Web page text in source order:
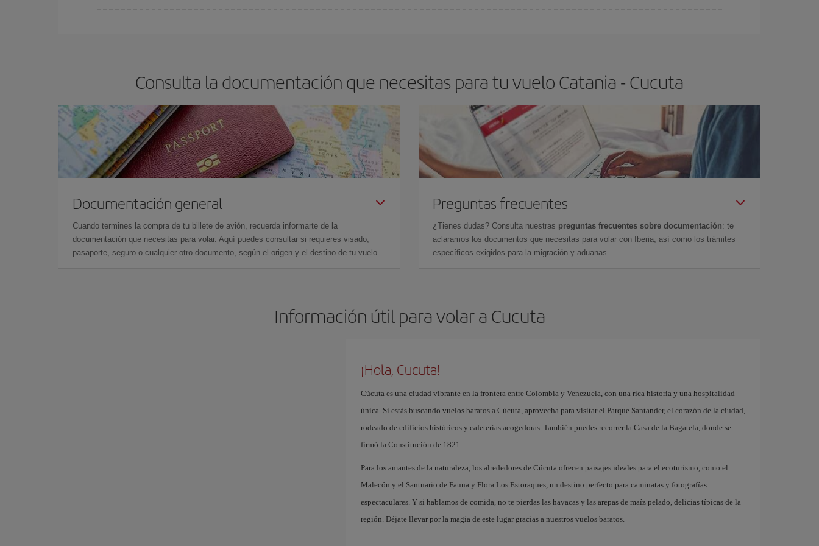
Consulta la documentación que necesitas para tu vuelo Catania - Cucuta
Documentación general
Cuando termines la compra de tu billete de avión, recuerda informarte de la
documentación que necesitas para volar. Aquí puedes consultar si requieres visado,
pasaporte, seguro o cualquier otro documento, según el origen y el destino de tu vuelo.
Preguntas frecuentes
¿Tienes dudas? Consulta nuestras preguntas frecuentes sobre documentación: te
aclaramos los documentos que necesitas para volar con Iberia, así como los trámites
específicos exigidos para la migración y aduanas.
Información útil para volar a Cucuta
¡Hola, Cucuta!
Cúcuta es una ciudad vibrante en la frontera entre Colombia y Venezuela, con una rica historia y una hospitalidad
única. Si estás buscando vuelos baratos a Cúcuta, aprovecha para visitar el Parque Santander, el corazón de la ciudad,
rodeado de edificios históricos y cafeterías acogedoras. También puedes recorrer la Casa de la Bagatela, donde se
firmó la Constitución de 1821.
Para los amantes de la naturaleza, los alrededores de Cúcuta ofrecen paisajes ideales para el ecoturismo, como el
Malecón y el Santuario de Fauna y Flora Los Estoraques, un destino perfecto para caminatas y fotografías
espectaculares. Y si hablamos de comida, no te pierdas las hayacas y las arepas de maíz pelado, delicias típicas de la
región. Déjate llevar por la magia de este lugar gracias a nuestros vuelos baratos.